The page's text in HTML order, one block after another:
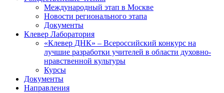
Международный этап в Москве
Новости регионального этапа
Документы
Клевер Лаборатория
«Клевер ДНК» – Всероссийский конкурс на
лучшие разработки учителей в области духовно-
нравственной культуры
Курсы
Документы
Направления